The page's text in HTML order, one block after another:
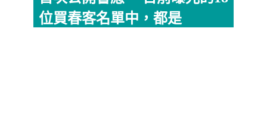
位買春客名單中，都是